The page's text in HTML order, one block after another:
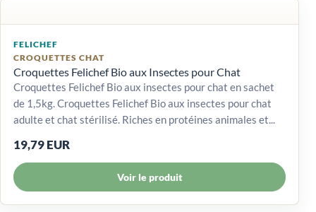
FELICHEF
CROQUETTES CHAT
Croquettes Felichef Bio aux Insectes pour Chat
Croquettes Felichef Bio aux insectes pour chat en sachet
de 1,5kg. Croquettes Felichef Bio aux insectes pour chat
adulte et chat stérilisé. Riches en protéines animales et...
19,79 EUR
Voir le produit